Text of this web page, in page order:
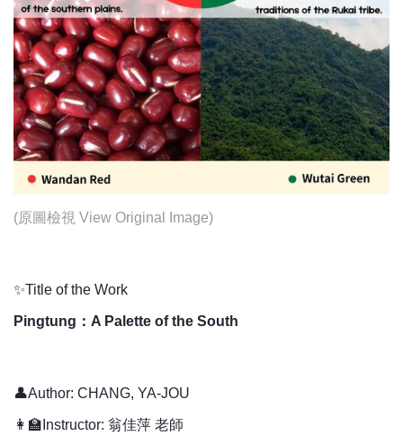
(原圖檢視 View Original Image)
✨Title of the Work
Pingtung：A Palette of the South
👤Author: CHANG, YA-JOU
👩‍🏫Instructor: 翁佳萍 老師